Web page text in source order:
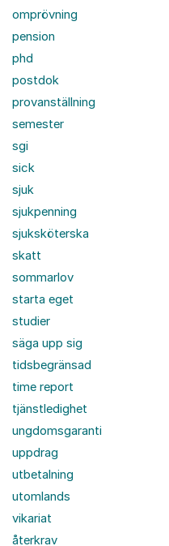
omprövning
pension
phd
postdok
provanställning
semester
sgi
sick
sjuk
sjukpenning
sjuksköterska
skatt
sommarlov
starta eget
studier
säga upp sig
tidsbegränsad
time report
tjänstledighet
ungdomsgaranti
uppdrag
utbetalning
utomlands
vikariat
återkrav